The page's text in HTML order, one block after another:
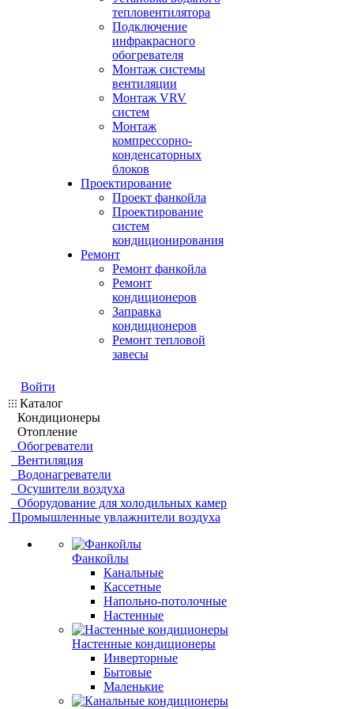
тепловентилятора
Подключение
инфракрасного
обогревателя
Монтаж системы
вентиляции
Монтаж VRV
систем
Монтаж
компрессорно-
конденсаторных
блоков
Проектирование
Проект фанкойла
Проектирование
систем
кондиционирования
Ремонт
Ремонт фанкойла
Ремонт
кондиционеров
Заправка
кондиционеров
Ремонт тепловой
завесы
Войти
Каталог
Кондиционеры
Отопление
Обогреватели
Вентиляция
Водонагреватели
Осушители воздуха
Оборудование для холодильных камер
Промышленные увлажнители воздуха
Фанкойлы
Канальные
Кассетные
Напольно-потолочные
Настенные
Настенные кондиционеры
Инверторные
Бытовые
Маленькие